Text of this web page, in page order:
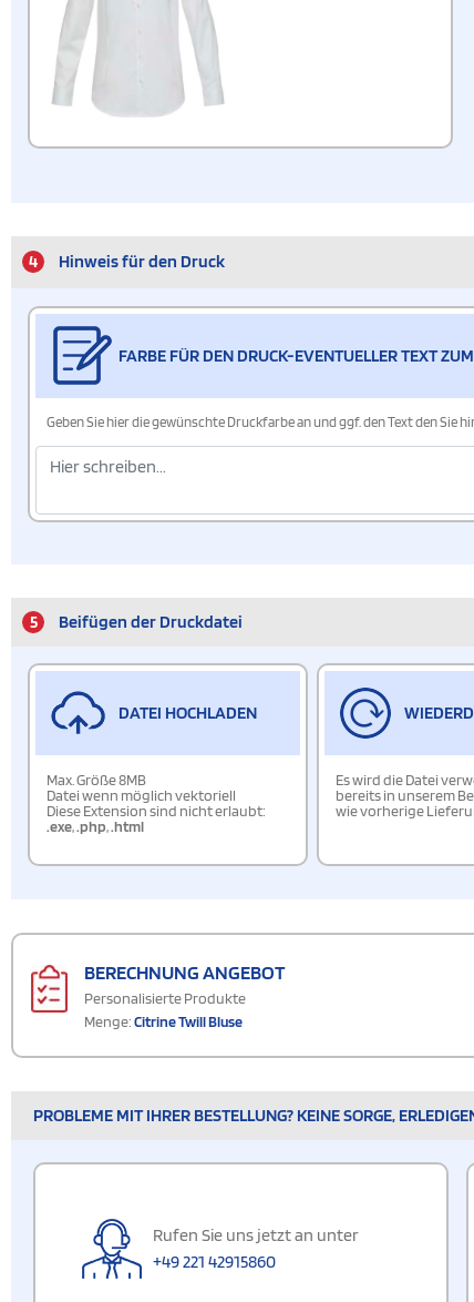
4 Hinweis für den Druck
FARBE FÜR DEN DRUCK-EVENTUELLER TEXT
Geben Sie hier die gewünschte Druckfarbe an und ggf. den Text den Sie
5 Beifügen der Druckdatei
DATEI HOCHLADEN
Max. Größe 8MB
Datei wenn möglich vektoriell
Diese Extension sind nicht erlaubt:
.exe,.php,.html
Es wird die Datei
bereits in unserem
wie vorherige
BERECHNUNG ANGEBOT
Personalisierte Produkte
Menge:Citrine Twill Bluse
PROBLEME MIT IHRER BESTELLUNG? KEINE SORGE,
Rufen Sie uns jetzt an unter
+49 221 42915860